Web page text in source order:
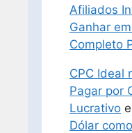
Afiliados
Ganhar
Completo
CPC Ideal
Pagar por
Lucrativo
Dólar